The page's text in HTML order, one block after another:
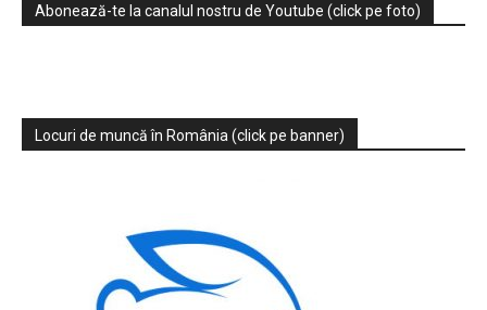
Abonează-te la canalul nostru de Youtube (click pe foto)
Locuri de muncă în România (click pe banner)